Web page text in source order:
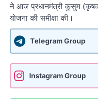
ने आज प्रधानमंत्री कुसुम (कृषक
योजना की समीक्षा की।
Telegram Group
Instagram Group